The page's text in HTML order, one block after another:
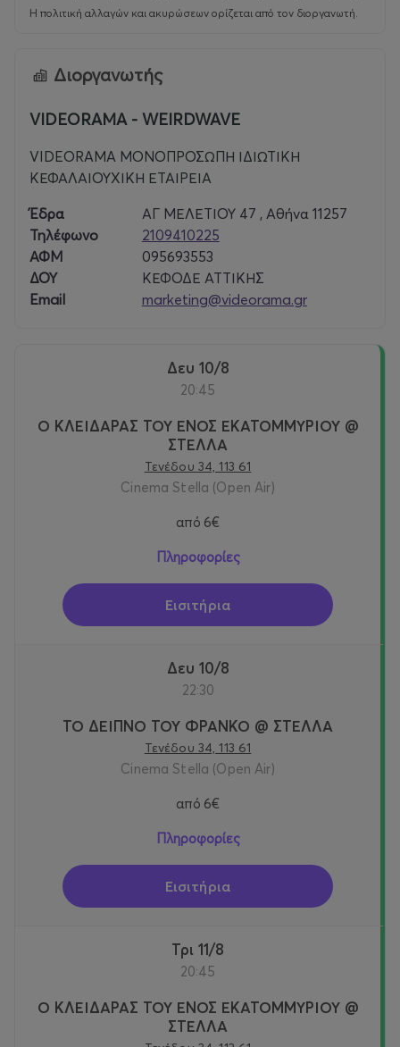
Η πολιτική αλλαγών και ακυρώσεων ορίζεται από τον διοργανωτή.
Διοργανωτής
VIDEORAMA - WEIRDWAVE
VIDEORAMA ΜΟΝΟΠΡΟΣΩΠΗ ΙΔΙΩΤΙΚΗ
ΚΕΦΑΛΑΙΟΥΧΙΚΗ ΕΤΑΙΡΕΙΑ
Έδρα
ΑΓ ΜΕΛΕΤΙΟΥ 47 , Αθήνα 11257
Τηλέφωνο
2109410225
ΑΦΜ
095693553
ΔΟΥ
ΚΕΦΟΔΕ ΑΤΤΙΚΗΣ
Email
marketing@videorama.gr
Δευ 10/8
20:45
Ο ΚΛΕΙΔΑΡΑΣ ΤΟΥ ΕΝΟΣ ΕΚΑΤΟΜΜΥΡΙΟΥ @
ΣΤΕΛΛΑ
Τενέδου 34, 113 61
Cinema Stella (Open Air)
από 6€
Πληροφορίες
Εισιτήρια
Δευ 10/8
22:30
ΤΟ ΔΕΙΠΝΟ ΤΟΥ ΦΡΑΝΚΟ @ ΣΤΕΛΛΑ
Τενέδου 34, 113 61
Cinema Stella (Open Air)
από 6€
Πληροφορίες
Εισιτήρια
Τρι 11/8
20:45
Ο ΚΛΕΙΔΑΡΑΣ ΤΟΥ ΕΝΟΣ ΕΚΑΤΟΜΜΥΡΙΟΥ @
ΣΤΕΛΛΑ